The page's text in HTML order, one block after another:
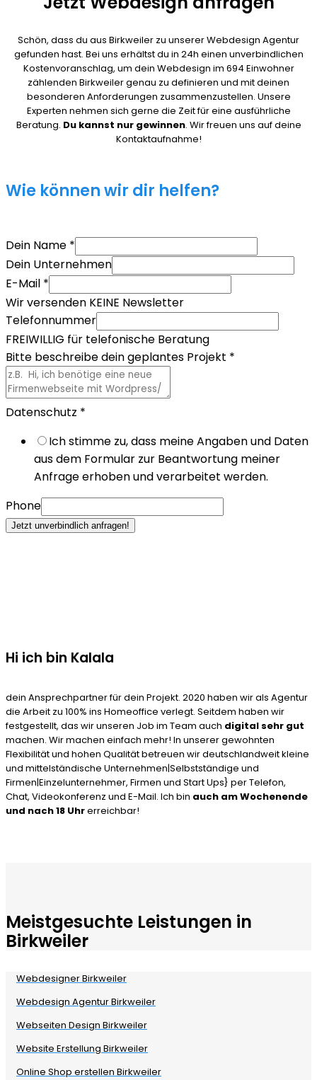
Schön, dass du aus Birkweiler zu unserer Webdesign Agentur
gefunden hast. Bei uns erhältst du in 24h einen unverbindlichen
Kostenvoranschlag, um dein Webdesign im 694 Einwohner
zählenden Birkweiler genau zu definieren und mit deinen
besonderen Anforderungen zusammenzustellen. Unsere
Experten nehmen sich gerne die Zeit für eine ausführliche
Beratung. Du kannst nur gewinnen. Wir freuen uns auf deine
Kontaktaufnahme!
Wie können wir dir helfen?
Dein Name *
Dein Unternehmen
E-Mail *
Wir versenden KEINE Newsletter
Telefonnummer
FREIWILLIG für telefonische Beratung
Bitte beschreibe dein geplantes Projekt *
Datenschutz *
Ich stimme zu, dass meine Angaben und Daten
aus dem Formular zur Beantwortung meiner
Anfrage erhoben und verarbeitet werden.
Phone
Jetzt unverbindlich anfragen!
Hi ich bin Kalala
dein Ansprechpartner für dein Projekt. 2020 haben wir als Agentur
die Arbeit zu 100% ins Homeoffice verlegt. Seitdem haben wir
festgestellt, das wir unseren Job im Team auch digital sehr gut
machen. Wir machen einfach mehr! In unserer gewohnten
Flexibilität und hohen Qualität betreuen wir deutschlandweit kleine
und mittelständische Unternehmen|Selbstständige und
Firmen|Einzelunternehmer, Firmen und Start Ups} per Telefon,
Chat, Videokonferenz und E-Mail. Ich bin auch am Wochenende
und nach 18 Uhrerreichbar!
Meistgesuchte Leistungen in
Birkweiler
Webdesigner Birkweiler
Webdesign Agentur Birkweiler
Webseiten Design Birkweiler
Website Erstellung Birkweiler
Online Shop erstellen Birkweiler